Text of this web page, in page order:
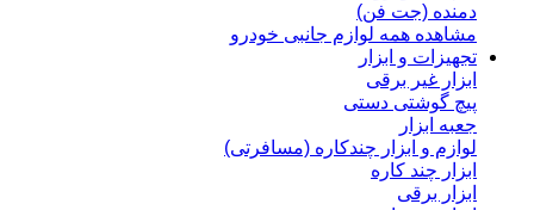
دمنده (جت فن)
مشاهده همه لوازم جانبی خودرو
تجهیزات و ابزار
ابزار غیر برقی
پیچ گوشتی دستی
جعبه ابزار
لوازم و ابزار چندکاره (مسافرتی)
ابزار چند کاره
ابزار برقی